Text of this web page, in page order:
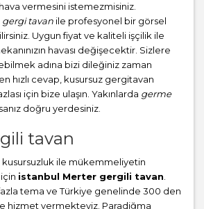
vermesini istemezmisiniz.
gergi tavan ile profesyonel bir görsel
Uygun fiyat ve kaliteli işçilik ile
havası değişecektir. Sizlere
adına bizi dileğiniz zaman
hızlı cevap, kusursuz gergitavan
için bize ulaşın. Yakınlarda germe
doğru yerdesiniz.
tavan
kusursuzluk ile mükemmeliyetin
istanbul Merter gergili tavan
fazla tema ve Türkiye genelinde 300 den
hizmet vermekteyiz. Paradiğma